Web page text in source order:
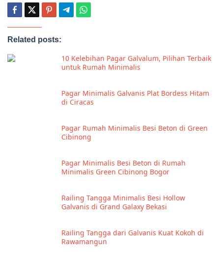
Related posts:
10 Kelebihan Pagar Galvalum, Pilihan Terbaik
untuk Rumah Minimalis
Pagar Minimalis Galvanis Plat Bordess Hitam
di Ciracas
Pagar Rumah Minimalis Besi Beton di Green
Cibinong
Pagar Minimalis Besi Beton di Rumah
Minimalis Green Cibinong Bogor
Railing Tangga Minimalis Besi Hollow
Galvanis di Grand Galaxy Bekasi
Railing Tangga dari Galvanis Kuat Kokoh di
Rawamangun